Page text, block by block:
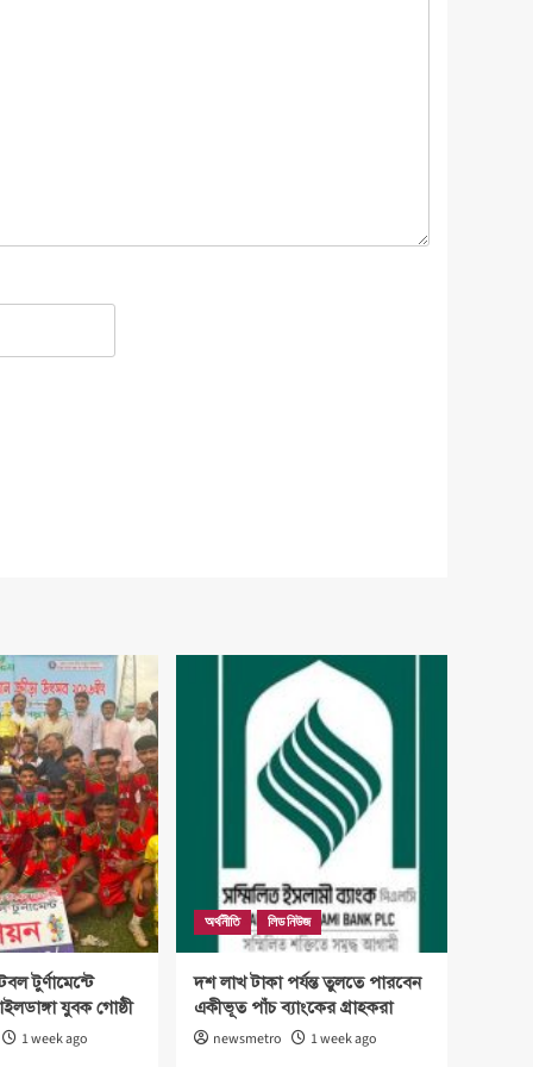
টুর্ণামেন্টে
যুবক গোষ্ঠী
1 week ago
অর্থনীতি লিড নিউজ
দশ লাখ টাকা পর্যন্ত তুলতে পারবেন
একীভূত পাঁচ ব্যাংকের গ্রাহকরা
newsmetro 1 week ago